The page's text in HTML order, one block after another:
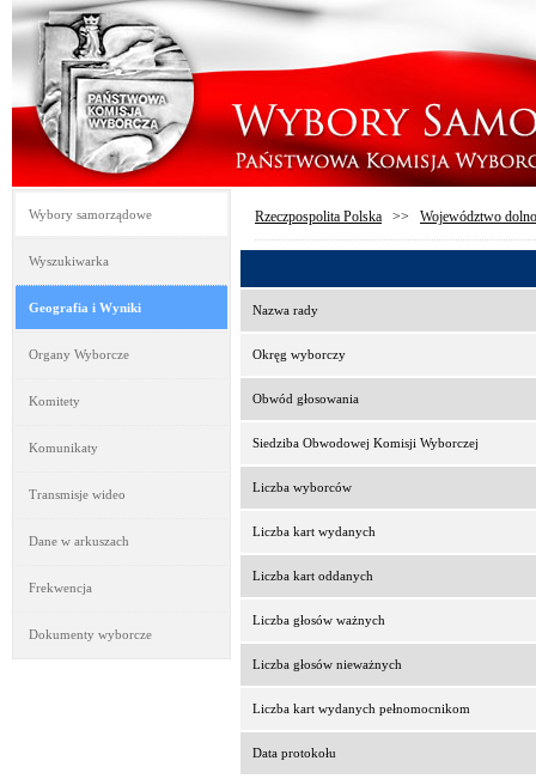
Wybory samorządowe
Wyszukiwarka
Geografia i Wyniki
Organy Wyborcze
Komitety
Komunikaty
Transmisje wideo
Dane w arkuszach
Frekwencja
Dokumenty wyborcze
Rzeczpospolita Polska >> Województwo
Nazwa rady
Okręg wyborczy
Obwód głosowania
Siedziba Obwodowej Komisji Wyborczej
Liczba wyborców
Liczba kart wydanych
Liczba kart oddanych
Liczba głosów ważnych
Liczba głosów nieważnych
Liczba kart wydanych pełnomocnikom
Data protokołu